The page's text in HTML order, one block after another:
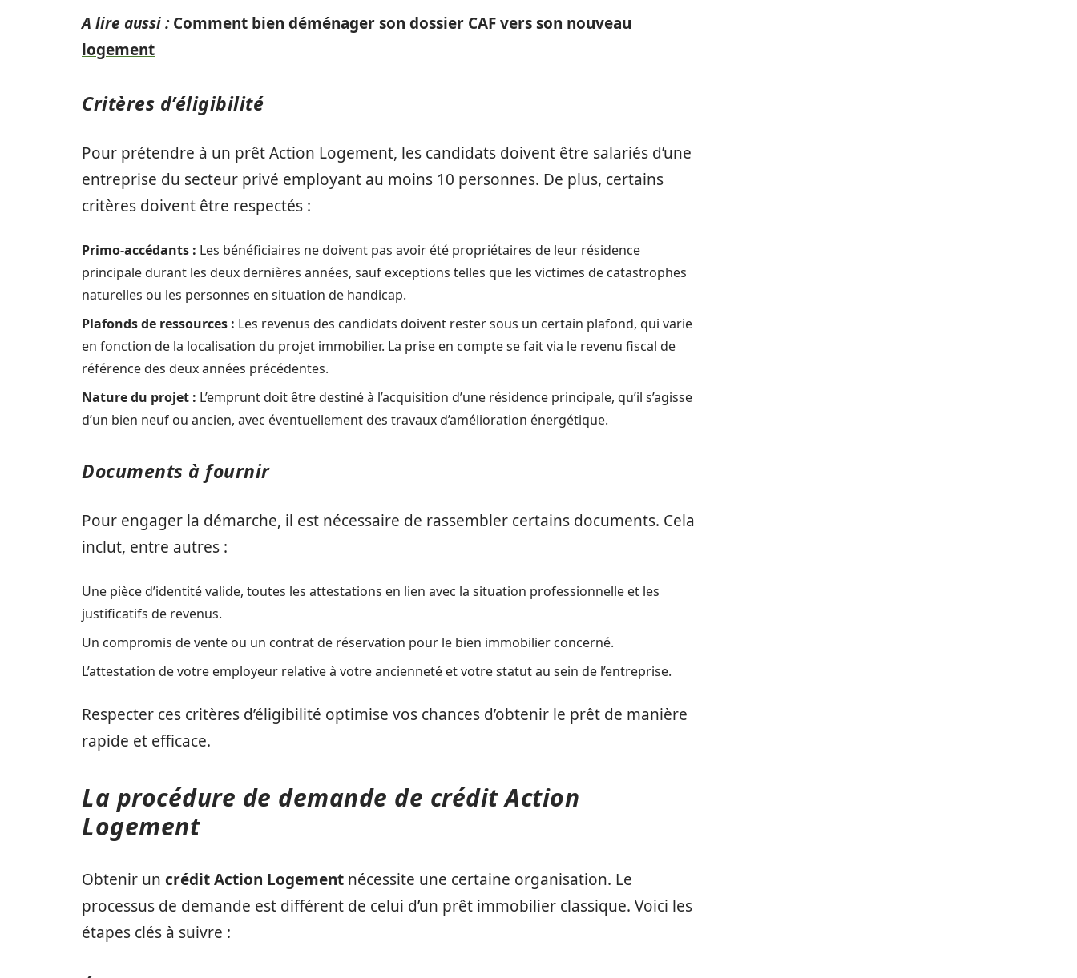
A lire aussi : Comment bien déménager son dossier CAF vers son nouveau
logement
Critères d’éligibilité
Pour prétendre à un prêt Action Logement, les candidats doivent être salariés d’une
entreprise du secteur privé employant au moins 10 personnes. De plus, certains
critères doivent être respectés :
Primo-accédants : Les bénéficiaires ne doivent pas avoir été propriétaires de leur résidence
principale durant les deux dernières années, sauf exceptions telles que les victimes de catastrophes
naturelles ou les personnes en situation de handicap.
Plafonds de ressources : Les revenus des candidats doivent rester sous un certain plafond, qui varie
en fonction de la localisation du projet immobilier. La prise en compte se fait via le revenu fiscal de
référence des deux années précédentes.
Nature du projet : L’emprunt doit être destiné à l’acquisition d’une résidence principale, qu’il s’agisse
d’un bien neuf ou ancien, avec éventuellement des travaux d’amélioration énergétique.
Documents à fournir
Pour engager la démarche, il est nécessaire de rassembler certains documents. Cela
inclut, entre autres :
Une pièce d’identité valide, toutes les attestations en lien avec la situation professionnelle et les
justificatifs de revenus.
Un compromis de vente ou un contrat de réservation pour le bien immobilier concerné.
L’attestation de votre employeur relative à votre ancienneté et votre statut au sein de l’entreprise.
Respecter ces critères d’éligibilité optimise vos chances d’obtenir le prêt de manière
rapide et efficace.
La procédure de demande de crédit Action
Logement
Obtenir un crédit Action Logement nécessite une certaine organisation. Le
processus de demande est différent de celui d’un prêt immobilier classique. Voici les
étapes clés à suivre :